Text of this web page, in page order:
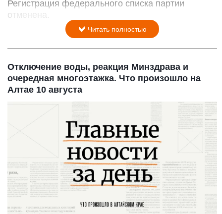
Регистрация федерального списка партии
отменена.
Читать полностью
Отключение воды, реакция Минздрава и
очередная многоэтажка. Что произошло на
Алтае 10 августа